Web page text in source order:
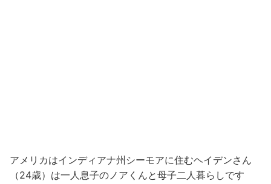
アメリカはインディアナ州シーモアに住むヘイデンさん
（24歳）は一人息子のノアくんと母子二人暮らしです